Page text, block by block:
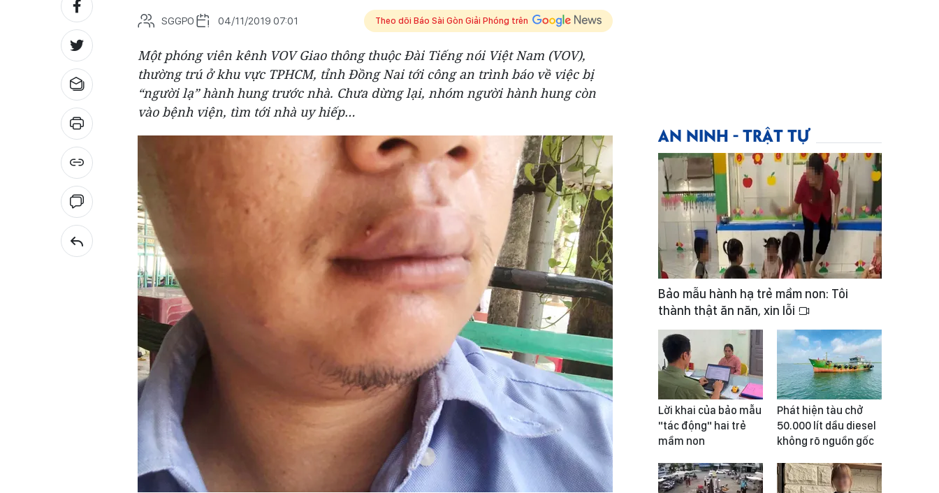
SGGPO 04/11/2019 07:01 Theo dõi Báo Sài Gòn Giải Phóng trên
Một phóng viên kênh VOV Giao thông thuộc Đài Tiếng nói Việt Nam (VOV),
thường trú ở khu vực TPHCM, tỉnh Đồng Nai tới công an trình báo về việc bị
“người lạ” hành hung trước nhà. Chưa dừng lại, nhóm người hành hung còn
vào bệnh viện, tìm tới nhà uy hiếp…
AN NINH - TRẬT TỰ
Bảo mẫu hành hạ trẻ mầm non: Tôi
thành thật ăn năn, xin lỗi
Lời khai của bảo mẫu
"tác động" hai trẻ
mầm non
Phát hiện tàu chở
50.000 lít dầu diesel
không rõ nguồn gốc